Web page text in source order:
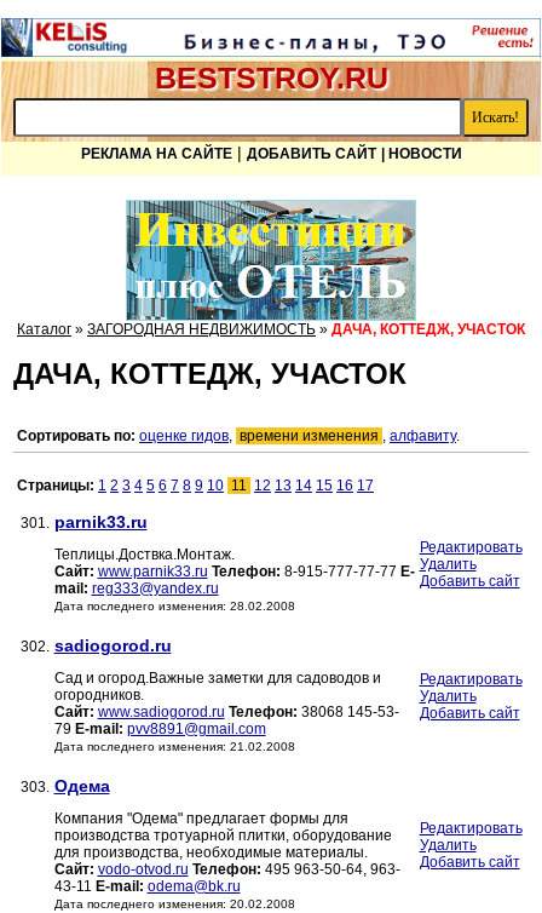
BESTSTROY.RU
РЕКЛАМА НА САЙТЕ| ДОБАВИТЬ САЙТ | НОВОСТИ
Каталог » ЗАГОРОДНАЯ НЕДВИЖИМОСТЬ » ДАЧА, КОТТЕДЖ, УЧАСТОК
ДАЧА, КОТТЕДЖ, УЧАСТОК
Сортировать по: оценке гидов, времени изменения , алфавиту.
Страницы: 1 2 3 4 5 6 7 8 9 10 11 12 13 14 15 16 17
301. parnik33.ru
Теплицы.Доствка.Монтаж.
Сайт: www.parnik33.ru Телефон: 8-915-777-77-77 E-
mail: reg333@yandex.ru
Дата последнего изменения: 28.02.2008
Редактировать
Удалить
Добавить сайт
302. sadiogorod.ru
Сад и огород.Важные заметки для садоводов и
огородников.
Сайт: www.sadiogorod.ru Телефон: 38068 145-53-
79 E-mail: pvv8891@gmail.com
Дата последнего изменения: 21.02.2008
Редактировать
Удалить
Добавить сайт
303. Одема
Компания "Одема" предлагает формы для
производства тротуарной плитки, оборудование
для производства, необходимые материалы.
Сайт: vodo-otvod.ru Телефон: 495 963-50-64, 963-
43-11 E-mail: odema@bk.ru
Дата последнего изменения: 20.02.2008
Редактировать
Удалить
Добавить сайт